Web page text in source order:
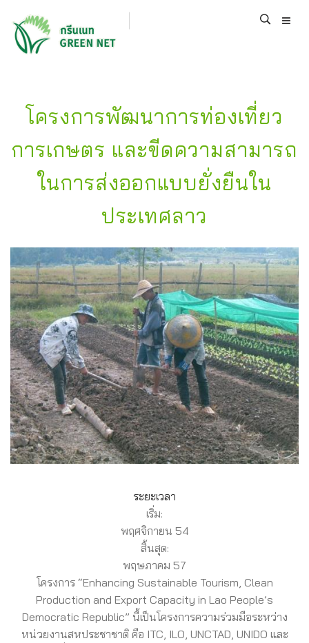
โครงการพัฒนาการท่องเที่ยว
การเกษตร และขีดความสามารถ
ในการส่งออกแบบยั่งยืนใน
ประเทศลาว
ระยะเวลา
เริ่ม:
พฤศจิกายน 54
สิ้นสุด:
พฤษภาคม 57
โครงการ “Enhancing Sustainable Tourism, Clean
Production and Export Capacity in Lao People’s
Democratic Republic” นี้เป็นโครงการความร่วมมือระหว่าง
หน่วยงานสหประชาชาติ คือ ITC, ILO, UNCTAD, UNIDO และ